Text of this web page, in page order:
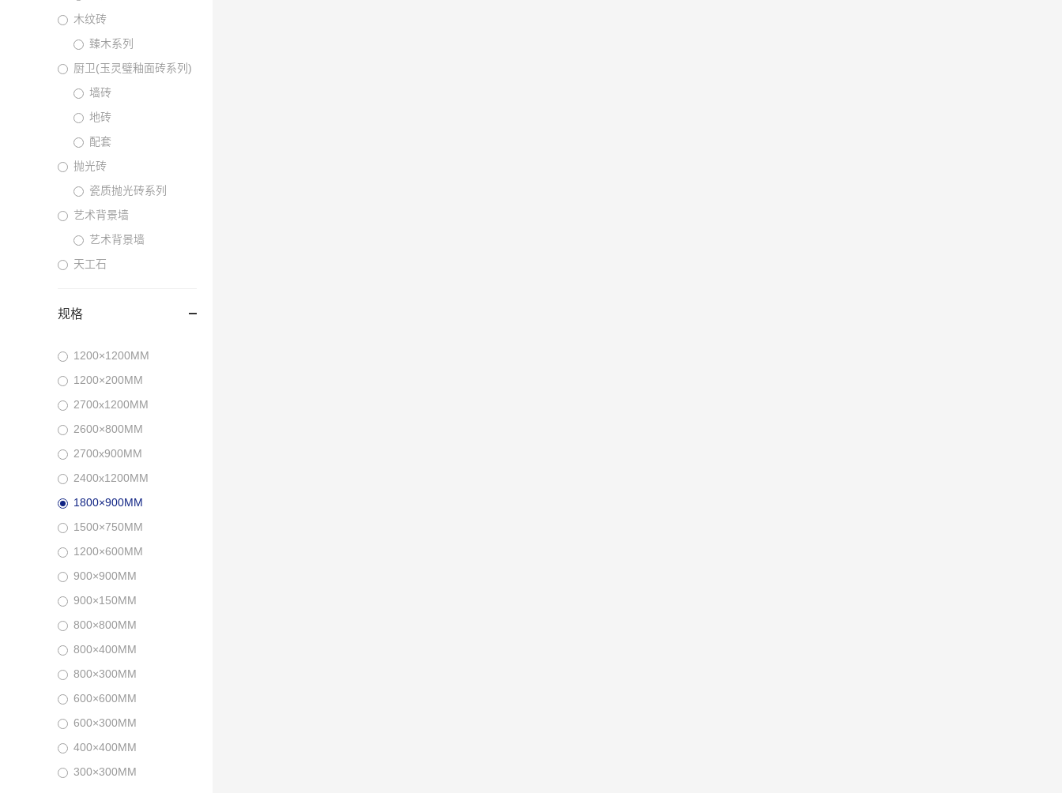
木纹砖
臻木系列
厨卫(玉灵璧釉面砖系列)
墙砖
地砖
配套
抛光砖
瓷质抛光砖系列
艺术背景墙
艺术背景墙
天工石
规格
1200×1200MM
1200×200MM
2700x1200MM
2600×800MM
2700x900MM
2400x1200MM
1800×900MM
1500×750MM
1200×600MM
900×900MM
900×150MM
800×800MM
800×400MM
800×300MM
600×600MM
600×300MM
400×400MM
300×300MM